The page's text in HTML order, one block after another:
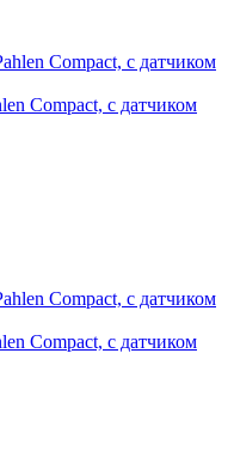
Compact, с датчиком
Compact, с датчиком